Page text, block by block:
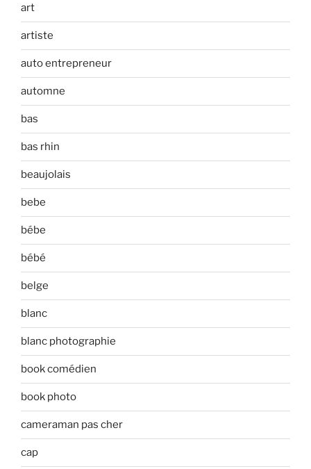
art
artiste
auto entrepreneur
automne
bas
bas rhin
beaujolais
bebe
bébe
bébé
belge
blanc
blanc photographie
book comédien
book photo
cameraman pas cher
cap